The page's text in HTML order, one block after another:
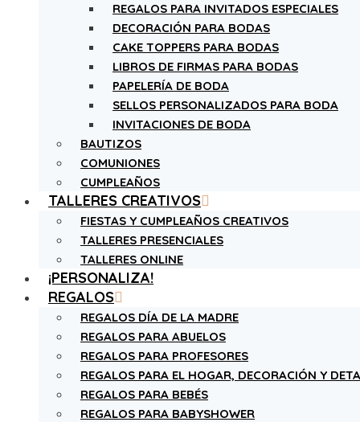
REGALOS PARA INVITADOS ESPECIALES
DECORACIÓN PARA BODAS
CAKE TOPPERS PARA BODAS
LIBROS DE FIRMAS PARA BODAS
PAPELERÍA DE BODA
SELLOS PERSONALIZADOS PARA BODA
INVITACIONES DE BODA
BAUTIZOS
COMUNIONES
CUMPLEAÑOS
TALLERES CREATIVOS
FIESTAS Y CUMPLEAÑOS CREATIVOS
TALLERES PRESENCIALES
TALLERES ONLINE
¡PERSONALIZA!
REGALOS
REGALOS DÍA DE LA MADRE
REGALOS PARA ABUELOS
REGALOS PARA PROFESORES
REGALOS PARA EL HOGAR, DECORACIÓN Y
REGALOS PARA BEBÉS
REGALOS PARA BABYSHOWER